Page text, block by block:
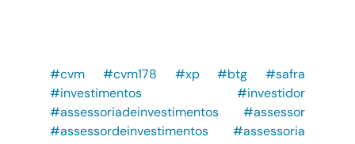
#cvm #cvm178 #xp #btg
#safra
#investimentos
#investidor
#assessoriadeinvestimentos
#assessor
#assessordeinvestimentos
#assessoria